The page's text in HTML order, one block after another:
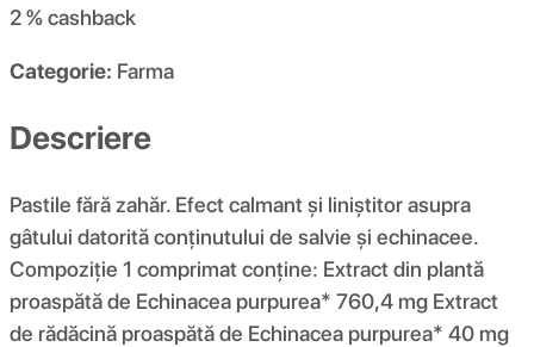
2 %cashback
Categorie: Farma
Descriere
Pastile fără zahăr. Efect calmant și liniștitor asupra
gâtului datorită conținutului de salvie și echinacee.
Compoziţie 1 comprimat conține: Extract din plantă
proaspătă de Echinacea purpurea* 760,4 mg Extract
de rădăcină proaspătă de Echinacea purpurea* 40 mg